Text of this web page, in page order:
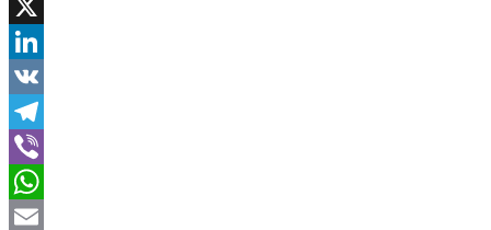
Facebook
X
LinkedIn
VK
Telegram
Viber
WhatsApp